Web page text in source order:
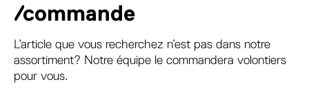
/commande
L’article que vous recherchez n’est pas dans notre
assortiment? Notre équipe le commandera volontiers
pour vous.